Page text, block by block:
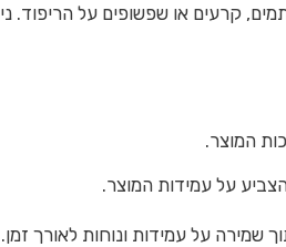
קרעים או שפשופים על
המוצר.
על עמידות המוצר.
שמירה על עמידות ונוחות לאורך זמן.